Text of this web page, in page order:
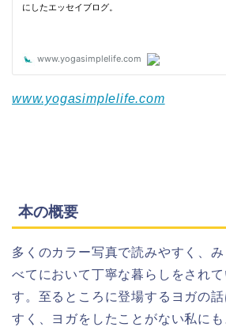
www.yogasimplelife.com
本の概要
多くのカラー写真で読みやすく、
べてにおいて丁寧な暮らしをされ
す。至るところに登場するヨガの
すく、ヨガをしたことがない私に